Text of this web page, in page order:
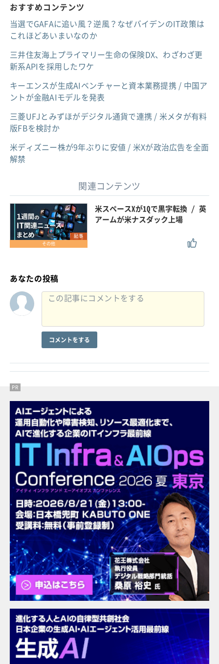
おすすめコンテンツ
当選でGAFAに追い風？逆風？なぜバイデンのIT政策は
これほどあいまいなのか
三井住友海上プライマリー生命の保険DX、わざわざ更
新系APIを採用したワケ
キーエンスが生成AIベンチャーと資本業務提携 / 中国ア
ントが金融AIモデルを発表
三菱UFJとみずほがデジタル通貨で連携 / 米メタが有料
版FBを検討か
米ディズニー株が9年ぶりに安値 / 米Xが政治広告を全面
解禁
関連コンテンツ
記事
その他
米スペースXが1Qで黒字転換 / 英
アームが米ナスダック上場
あなたの投稿
コメントをする
PR
PR
PR